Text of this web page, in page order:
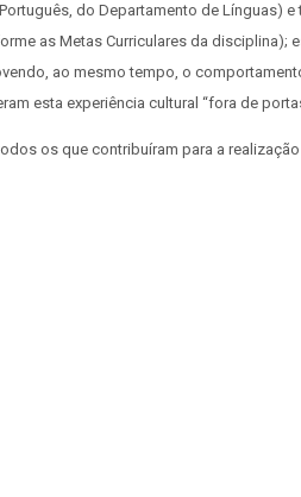
do Departamento de Línguas)
as Metas Curriculares da disciplina);
ao mesmo tempo, o
esta experiência cultural “fora de
os que contribuíram para a